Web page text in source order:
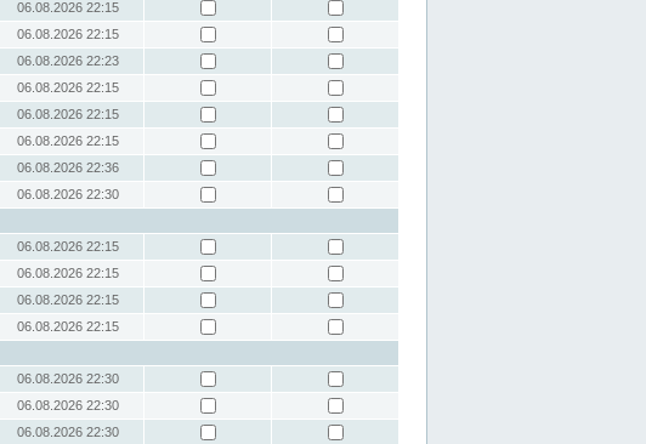
06.08.2026 22:15
06.08.2026 22:15
06.08.2026 22:23
06.08.2026 22:15
06.08.2026 22:15
06.08.2026 22:15
06.08.2026 22:36
06.08.2026 22:30
06.08.2026 22:15
06.08.2026 22:15
06.08.2026 22:15
06.08.2026 22:15
06.08.2026 22:30
06.08.2026 22:30
06.08.2026 22:30